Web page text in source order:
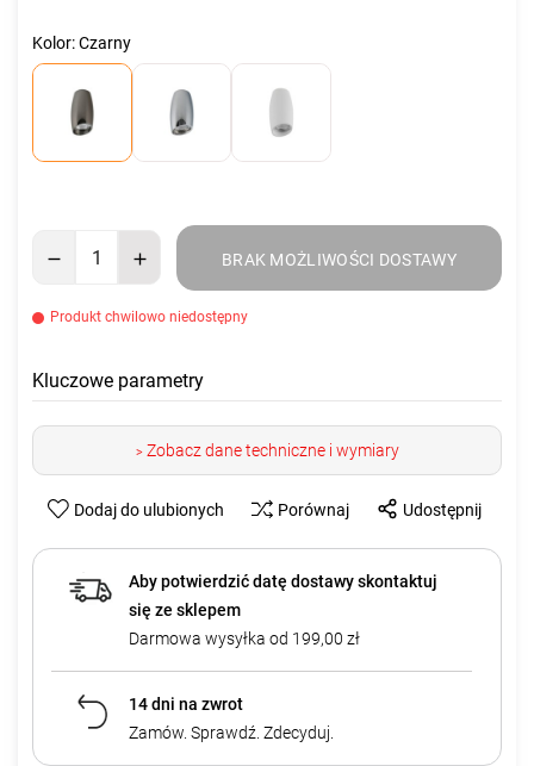
Kolor: Czarny
BRAK MOŻLIWOŚCI DOSTAWY
Produkt chwilowo niedostępny
Kluczowe parametry
>Zobacz dane techniczne i wymiary
Dodaj do ulubionych Porównaj Udostępnij
Aby potwierdzić datę dostawy skontaktuj
się ze sklepem
Darmowa wysyłka od 199,00 zł
14 dni na zwrot
Zamów. Sprawdź. Zdecyduj.